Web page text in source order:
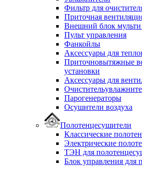
Фильтр для
Приточная
Внешний блок
Пульт управления
Фанкойлы
Аксессуары для
Приточновытяжные
установки
Аксессуары для
Парогенераторы
Осушители воздуха
Полотенцесушители
Классические
Электрические
ТЭН для
Блок управления для